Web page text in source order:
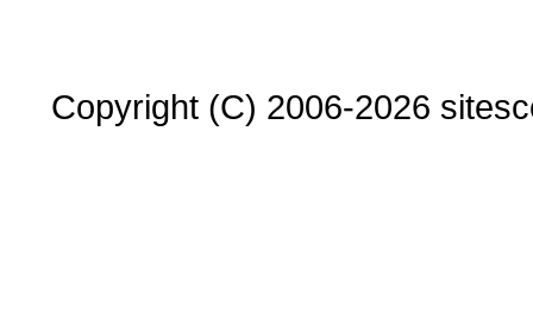
Copyright (C) 2006-2026